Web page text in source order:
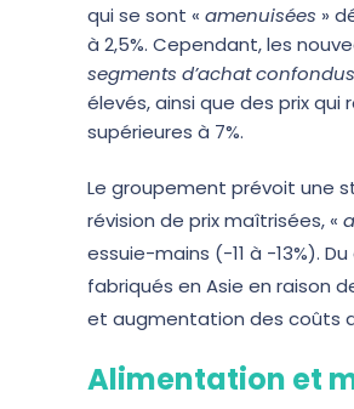
qui se sont « amenuisées »
à 2,5%. Cependant, les
segments d’achat confondus
élevés, ainsi que des prix
supérieures à 7%.
Le groupement prévoit une
révision de prix maîtrisées, «
essuie-mains (-11 à -13%).
fabriqués en Asie en raison
et augmentation des coûts
Alimentation et